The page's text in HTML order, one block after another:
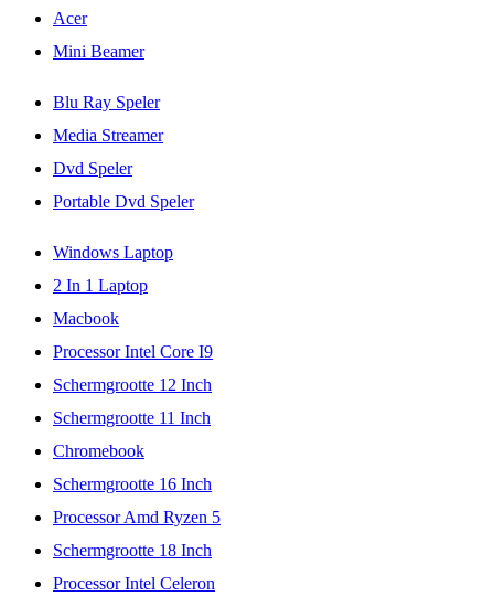
Acer
Mini Beamer
Blu Ray Speler
Media Streamer
Dvd Speler
Portable Dvd Speler
Windows Laptop
2 In 1 Laptop
Macbook
Processor Intel Core I9
Schermgrootte 12 Inch
Schermgrootte 11 Inch
Chromebook
Schermgrootte 16 Inch
Processor Amd Ryzen 5
Schermgrootte 18 Inch
Processor Intel Celeron